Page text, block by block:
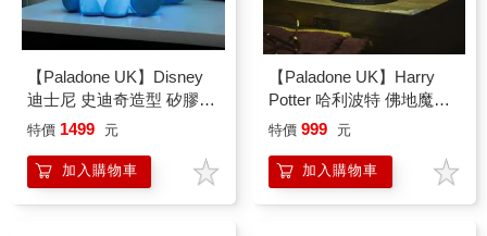
【Paladone UK】Disney
迪士尼 史迪奇造型 矽膠拍
拍小夜燈
特價 1499 元
加入購物車
【Paladone UK】Harry
Potter 哈利波特 佛地魔造
型 ICON小夜燈
特價 999 元
加入購物車